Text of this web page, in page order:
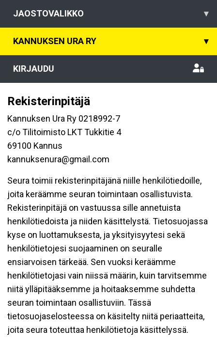
JAOSTOVALIKKO ▾
KANNUKSEN URA RY ▾
KIRJAUDU
Rekisterinpitäjä
Kannuksen Ura Ry 0218992-7
c/o Tilitoimisto LKT Tukkitie 4
69100 Kannus
kannuksenura@gmail.com
Seura toimii rekisterinpitäjänä niille henkilötiedoille,
joita keräämme seuran toimintaan osallistuvista.
Rekisterinpitäjä on vastuussa sille annetuista
henkilötiedoista ja niiden käsittelystä. Tietosuojassa
kyse on luottamuksesta, ja yksityisyytesi sekä
henkilötietojesi suojaaminen on seuralle
ensiarvoisen tärkeää. Sen vuoksi keräämme
henkilötietojasi vain niissä määrin, kuin tarvitsemme
niitä ylläpitääksemme ja hoitaaksemme suhdetta
seuran toimintaan osallistuviin. Tässä
tietosuojaselosteessa on käsitelty niitä periaatteita,
joita seura toteuttaa henkilötietoja käsittelyssä.